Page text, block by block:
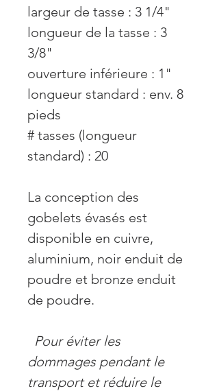
largeur de tasse : 3 1/4"
longueur de la tasse : 3
3/8"
ouverture inférieure : 1"
longueur standard : env. 8
pieds
# tasses (longueur
standard) : 20
La conception des
gobelets évasés est
disponible en cuivre,
aluminium, noir enduit de
poudre et bronze enduit
de poudre.
Pour éviter les
dommages pendant le
transport et réduire le